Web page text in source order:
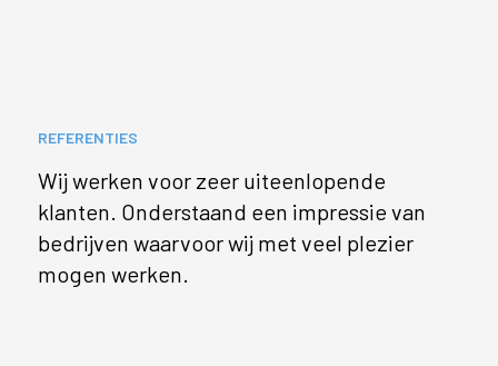
REFERENTIES
Wij werken voor zeer uiteenlopende
klanten. Onderstaand een impressie van
bedrijven waarvoor wij met veel plezier
mogen werken.